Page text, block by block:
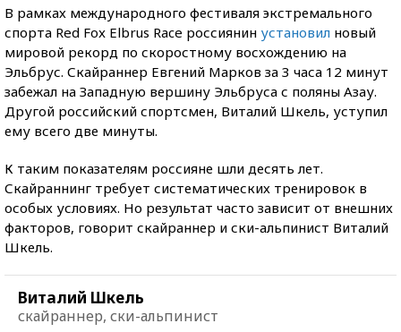
В рамках международного фестиваля экстремального
спорта Red Fox Elbrus Race россиянин установил новый
мировой рекорд по скоростному восхождению на
Эльбрус. Скайраннер Евгений Марков за 3 часа 12 минут
забежал на Западную вершину Эльбруса с поляны Азау.
Другой российский спортсмен, Виталий Шкель, уступил
ему всего две минуты.
К таким показателям россияне шли десять лет.
Скайраннинг требует систематических тренировок в
особых условиях. Но результат часто зависит от внешних
факторов, говорит скайраннер и ски-альпинист Виталий
Шкель.
Виталий Шкель
скайраннер, ски-альпинист